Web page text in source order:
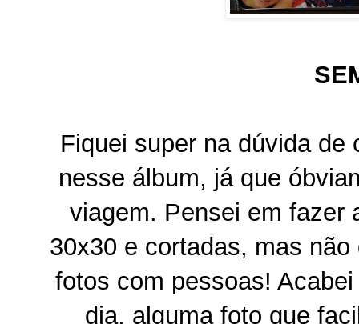
Fiquei super na dúvida
nesse álbum, já que
viagem. Pensei em fazer
30x30 e cortadas, mas
fotos com pessoas!
dia, alguma foto que